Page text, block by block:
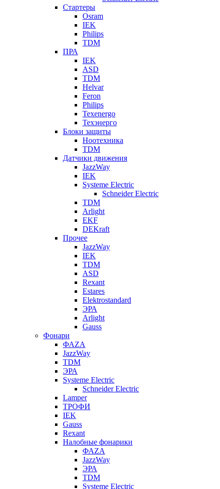
Стартеры
Osram
IEK
Philips
TDM
ПРА
IEK
ASD
TDM
Helvar
Feron
Philips
Texenergo
Техэнерго
Блоки защиты
Ноотехника
TDM
Датчики движения
JazzWay
IEK
Systeme Electric
Schneider Electric
TDM
Arlight
EKF
DEKraft
Прочее
JazzWay
IEK
TDM
ASD
Rexant
Estares
Elektrostandard
ЭРА
Arlight
Gauss
Фонари
ФАZА
JazzWay
TDM
ЭРА
Systeme Electric
Schneider Electric
Lamper
ТРОФИ
IEK
Gauss
Rexant
Налобные фонарики
ФАZА
JazzWay
ЭРА
TDM
Systeme Electric